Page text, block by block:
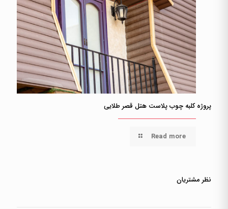
پروژه کلبه چوب پلاست هتل قصر طلایی
Read more
نظر مشتریان